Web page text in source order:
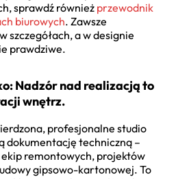
sprawdź również przewodnik
biurowych. Zawsze
szczegółach, a w designie
prawdziwe.
Nadzór nad realizacją to
wnętrz.
profesjonalne studio
dokumentację techniczną –
remontowych, projektów
gipsowo-kartonowej. To